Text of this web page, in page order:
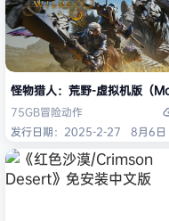
怪物猎人：荒野-虚拟机版（
75GB冒险动作
发行日期：2025-2-27
8月6日